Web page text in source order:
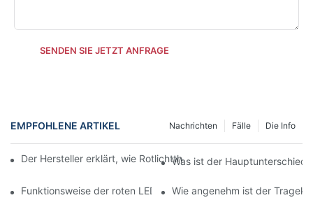
SENDEN SIE JETZT ANFRAGE
EMPFOHLENE ARTIKEL Die Info
Fälle
Nachrichten
Der Hersteller erklärt, wie Rotlichttherapie die Hautgesundheit
Was ist der Hauptunterschied
Funktionsweise der roten LED-Gesichtsleuchte verstehen
Wie angenehm ist der